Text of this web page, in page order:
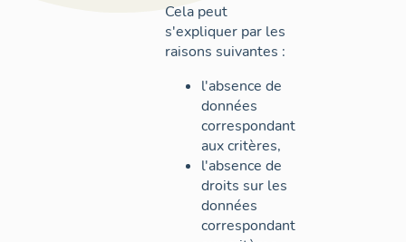
Cela peut
s'expliquer par les
raisons suivantes :
l'absence de
données
correspondant
aux critères,
l'absence de
droits sur les
données
correspondant